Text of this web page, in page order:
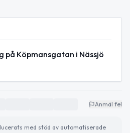
på Köpmansgatan i Nässjö
Anmäl fel
med stöd av automatiserade